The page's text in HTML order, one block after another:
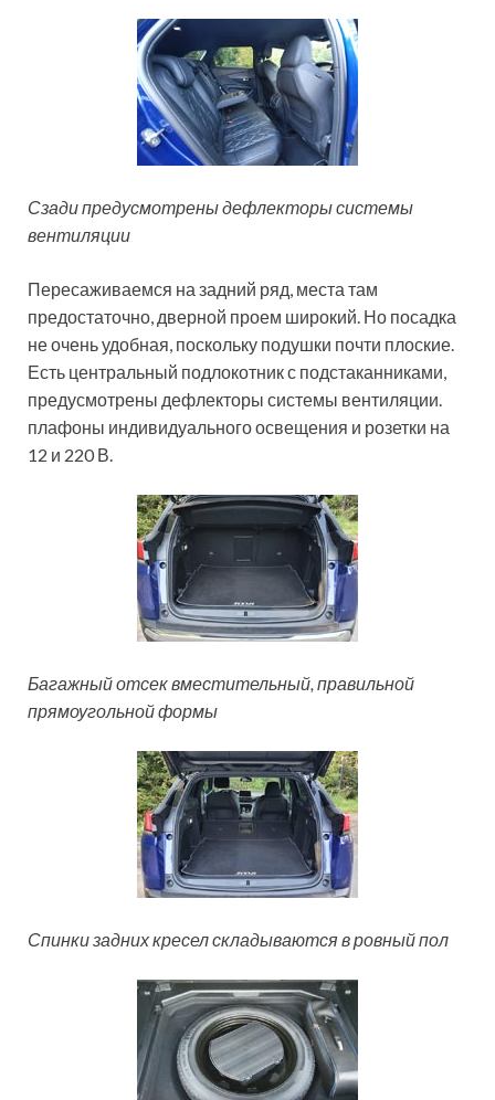
Сзади предусмотрены дефлекторы системы
вентиляции
Пересаживаемся на задний ряд, места там
предостаточно, дверной проем широкий. Но посадка
не очень удобная, поскольку подушки почти плоские.
Есть центральный подлокотник с подстаканниками,
предусмотрены дефлекторы системы вентиляции.
плафоны индивидуального освещения и розетки на
12 и 220 В.
Багажный отсек вместительный, правильной
прямоугольной формы
Спинки задних кресел складываются в ровный пол